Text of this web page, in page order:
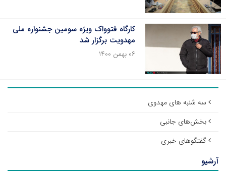
کارگاه فتوواک ویژه سومین جشنواره ملی
مهدویت برگزار شد
۰۶ بهمن ۱۴۰۰
سه شنبه های مهدوی
بخش‌های جانبی
گفتگوهای خبری
آرشیو